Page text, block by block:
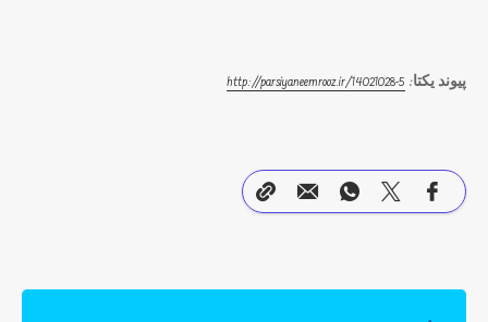
پیوند یکتا: http://parsiyaneemrooz.ir/14021028-5